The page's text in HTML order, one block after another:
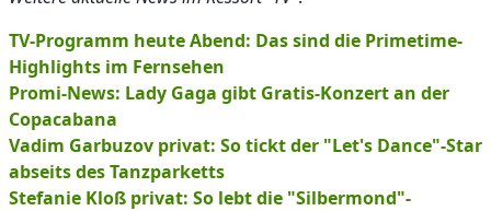
TV-Programm heute Abend: Das sind die Primetime-
Highlights im Fernsehen
Promi-News: Lady Gaga gibt Gratis-Konzert an der
Copacabana
Vadim Garbuzov privat: So tickt der "Let's Dance"-Star
abseits des Tanzparketts
Stefanie Kloß privat: So lebt die "Silbermond"-